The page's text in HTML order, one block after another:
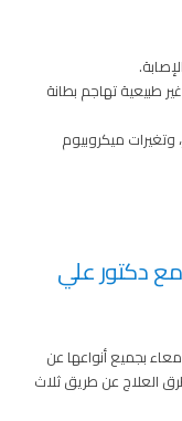
طبيعية تهاجم بطانة
وتغيرات ميكروبيوم
دكتور علي
بجميع أنواعها عن
العلاج عن طريق ثلاث